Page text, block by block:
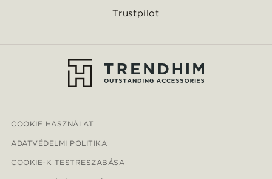
Trustpilot
COOKIE HASZNÁLAT
ADATVÉDELMI POLITIKA
COOKIE-K TESTRESZABÁSA